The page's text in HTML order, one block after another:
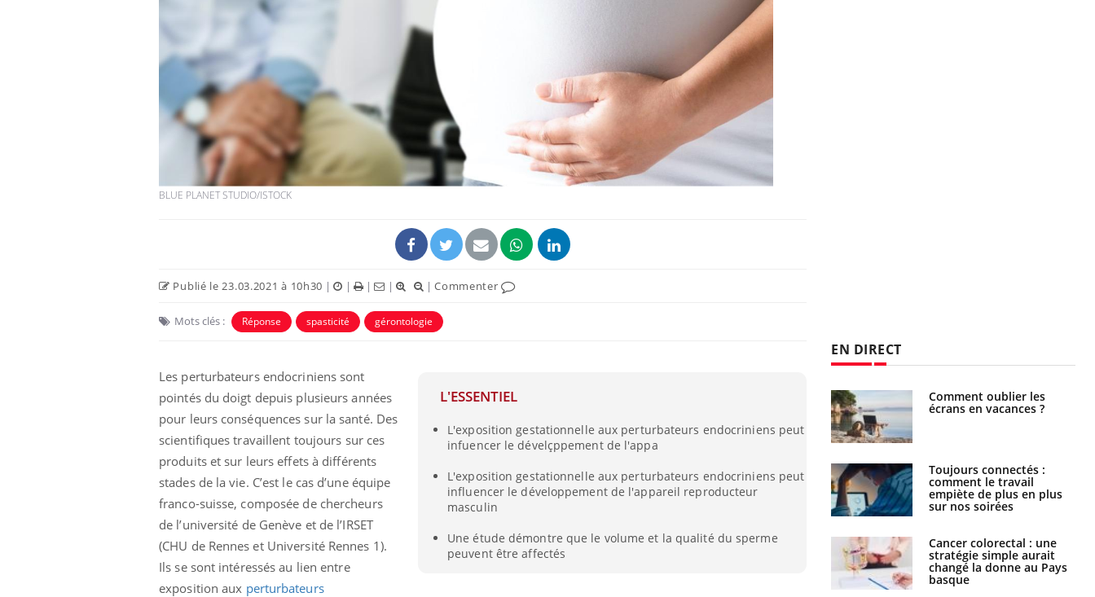
BLUE PLANET STUDIO/ISTOCK
Publié le 23.03.2021 à 10h30 | | | | |Commenter
Mots clés : Réponse spasticité gérontologie
L'ESSENTIEL
L'exposition gestationnelle aux perturbateurs endocriniens peut
infuencer le dévelçppement de l'appa
L'exposition gestationnelle aux perturbateurs endocriniens peut
influencer le développement de l'appareil reproducteur
masculin
Une étude démontre que le volume et la qualité du sperme
peuvent être affectés
Les perturbateurs endocriniens sont
pointés du doigt depuis plusieurs années
pour leurs conséquences sur la santé. Des
scientifiques travaillent toujours sur ces
produits et sur leurs effets à différents
stades de la vie. C’est le cas d’une équipe
franco-suisse, composée de chercheurs
de l’université de Genève et de l’IRSET
(CHU de Rennes et Université Rennes 1).
Ils se sont intéressés au lien entre
exposition aux perturbateurs
EN DIRECT
Éclipse solaire du 12 août
: “Des verres adaptés,
c'est indispensable pour
la santé des yeux”
Les troubles du sommeil
modifient votre cerveau !
Mon enfant est-il trop
sensible ou simplement
très empathique ?
Bébés, jeunes enfants :
vacances ?
Syndrome métabolique :
quels sont les meilleurs
exercices physiques ?
Comment éviter une otite
pendant les vacances ?
Mortalité infantile : un
rapport s’interroge sur
son taux élevé en France
Grossesse à risque : ce jus
Comment oublier les
écrans en vacances ?
Toujours connectés :
comment le travail
empiète de plus en plus
sur nos soirées
Cancer colorectal : une
stratégie simple aurait
changé la donne au Pays
basque